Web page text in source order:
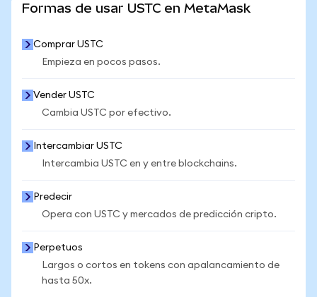
Formas de usar USTC en MetaMask
Comprar USTC
Empieza en pocos pasos.
Vender USTC
Cambia USTC por efectivo.
Intercambiar USTC
Intercambia USTC en y entre blockchains.
Predecir
Opera con USTC y mercados de predicción cripto.
Perpetuos
Largos o cortos en tokens con apalancamiento de
hasta 50x.